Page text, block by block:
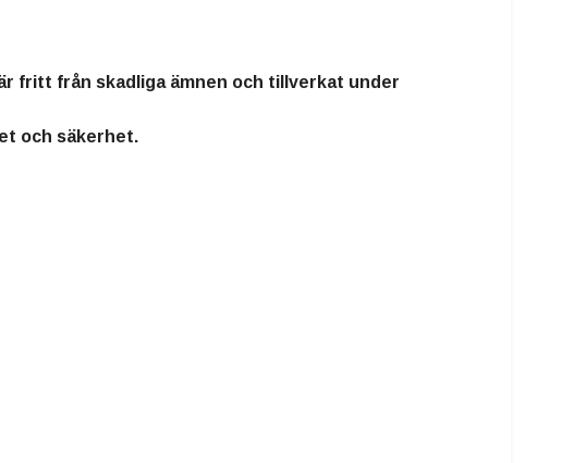
fritt från skadliga ämnen och tillverkat under
och säkerhet.